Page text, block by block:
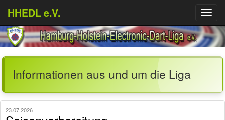
HHEDL e.V.
Menü
Informationen aus und um die Liga
23.07.2026